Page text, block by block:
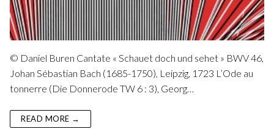
© Daniel Buren Cantate « Schauet doch und sehet » BWV 46,
Johan Sébastian Bach (1685-1750), Leipzig, 1723 L’Ode au
tonnerre (Die Donnerode TW 6 : 3), Georg…
READ MORE →